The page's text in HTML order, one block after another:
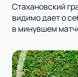
Стахановский
видимо дает о
в минувшем